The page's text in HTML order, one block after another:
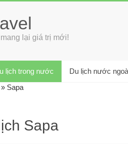
lại giá trị mới!
lịch trong nước Du lịch nước
» Sapa
Sapa